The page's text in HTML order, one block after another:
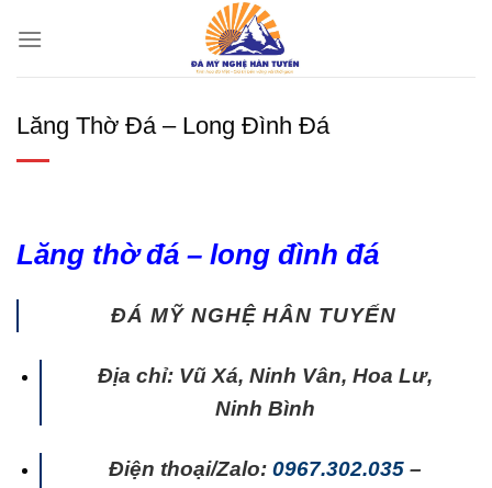
đến
Lăng Thờ Đá – Long Đình Đá
Lăng thờ đá – long đình đá
ĐÁ MỸ NGHỆ HÂN TUYẾN
Địa chỉ: Vũ Xá, Ninh Vân, Hoa Lư,
Ninh Bình
Điện thoại/Zalo: 0967.302.035–